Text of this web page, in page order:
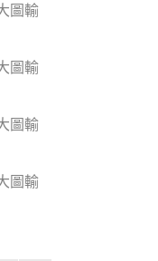
圖輸
圖輸
圖輸
圖輸